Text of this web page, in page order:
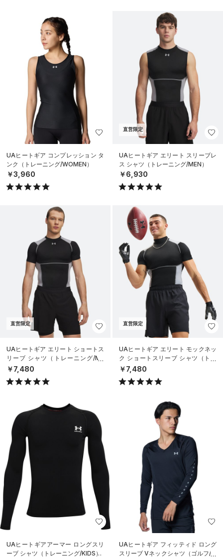
UAヒートギア コンプレッション タ
ンク（トレーニング/WOMEN）
￥3,960
直営限定
UAヒートギア エリート スリーブレ
ス シャツ（トレーニング/MEN）
￥6,930
直営限定
UAヒートギア エリート ショートス
リーブ シャツ（トレーニング/ME
N）
￥7,480
直営限定
UAヒートギア エリート モックネッ
ク ショートスリーブ シャツ（トレ
ーニング/MEN）
￥7,480
UAヒートギアアーマー ロングスリ
ーブ シャツ（トレーニング/KIDS）
UAヒートギア フィッティド ロング
スリーブ Vネックシャツ（ゴルフ/M